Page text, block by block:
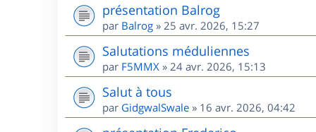
présentation Balrog
par Balrog » 25 avr. 2026, 15:27
Salutations méduliennes
par F5MMX » 24 avr. 2026, 15:13
Salut à tous
par GidgwalSwale » 16 avr. 2026, 04:42